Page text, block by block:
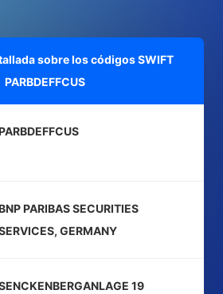
sobre los códigos SWIFT
PARBDEFFCUS
PARIBAS SECURITIES
GERMANY
19